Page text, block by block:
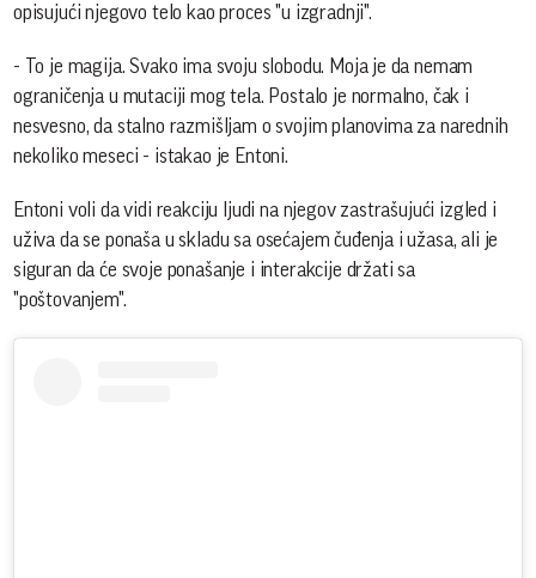
opisujući njegovo telo kao proces "u izgradnji".
- To je magija. Svako ima svoju slobodu. Moja je da nemam
ograničenja u mutaciji mog tela. Postalo je normalno, čak i
nesvesno, da stalno razmišljam o svojim planovima za narednih
nekoliko meseci - istakao je Entoni.
Entoni voli da vidi reakciju ljudi na njegov zastrašujući izgled i
uživa da se ponaša u skladu sa osećajem čuđenja i užasa, ali je
siguran da će svoje ponašanje i interakcije držati sa
"poštovanjem".